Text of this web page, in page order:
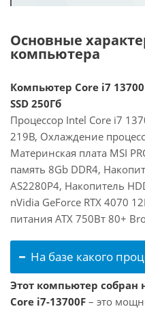
Основные
компьютера
Компьютер Core i7
SSD 250Гб
Процессор Intel Core i7
219В, Охлаждение
Материнская плата MSI
память 8Gb DDR4,
AS2280P4, Накопитель
nVidia GeForce RTX 4070
питания ATX 750Вт 80+
На базе какого
Этот компьютер собран
Core i7-13700F – это